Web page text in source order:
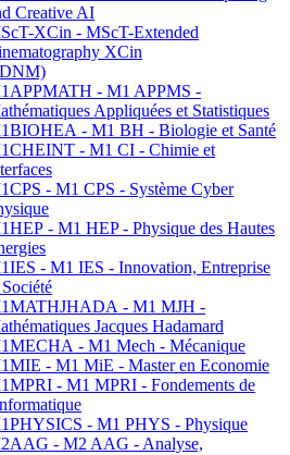
Creative AI
XCin - MScT-Extended
XCin
- M1 APPMS -
Appliquées et Statistiques
- M1 BH - Biologie et Santé
- M1 CI - Chimie et
- M1 CPS - Système Cyber
- M1 HEP - Physique des Hautes
- M1 IES - Innovation, Entreprise
- M1 MJH -
Jacques Hadamard
- M1 Mech - Mécanique
- M1 MiE - Master en Economie
- M1 MPRI - Fondements de
- M1 PHYS - Physique
- M2 AAG - Analyse,